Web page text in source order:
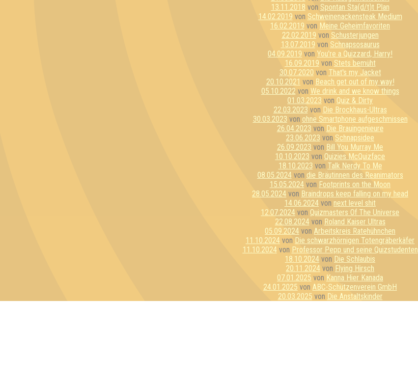
13.11.2018 von Spontan Sta(d/t)t Plan
14.02.2019 von Schweinenackensteak Medium
16.02.2019 von Meine Geheimfavoriten
22.02.2019 von Schusterjungen
13.07.2019 von Schnapsosaurus
04.09.2019 von You're a Quizzard, Harry!
16.09.2019 von Stets bemüht
30.07.2020 von That's my Jacket
20.10.2021 von Beach get out of my way!
05.10.2022 von We drink and we know things
01.03.2023 von Quiz & Dirty
22.03.2023 von Die Brockhaus-Ultras
30.03.2023 von ohne Smartphone aufgeschmissen
26.04.2023 von Die Brauingenieure
23.06.2023 von Schnapsidee
26.09.2023 von Bill You Murray Me
10.10.2023 von Quizies McQuizface
18.10.2023 von Talk Nerdy To Me
08.05.2024von die Bräutinnen des Reanimators
15.05.2024 von Footprints on the Moon
28.05.2024 von Braindrops keep falling on my head
14.06.2024 von next level shit
12.07.2024 von Quizmasters Of The Universe
22.08.2024von Roland Kaiser Ultras
05.09.2024 von Arbeitskreis Ratehühnchen
11.10.2024 von Die schwarzhörnigen Totengräberkäfer
11.10.2024von Professor Pepp und seine Quizstudenten
18.10.2024 von Die Schlaubis
20.11.2024 von Flying Hirsch
07.01.2025 von Kanna Hier Kanada
24.01.2025 von ABC-Schützenverein GmbH
20.03.2025 von Die Anstaltskinder